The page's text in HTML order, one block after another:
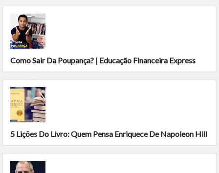
Como Sair Da Poupança? | Educação Financeira Express
5 Lições Do Livro: Quem Pensa Enriquece De Napoleon Hill